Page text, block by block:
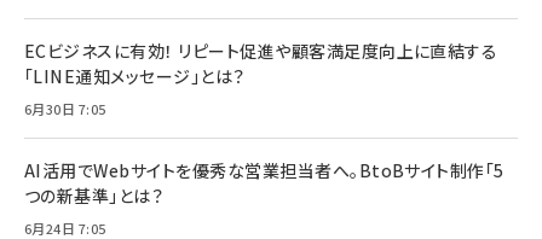
ECビジネスに有効！ リピート促進や顧客満足度向上に直結する
「LINE通知メッセージ」とは？
6月30日 7:05
AI活用でWebサイトを優秀な営業担当者へ。BtoBサイト制作「5
つの新基準」とは？
6月24日 7:05